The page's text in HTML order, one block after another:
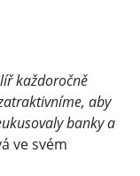
každoročně
aby
banky a
ve svém